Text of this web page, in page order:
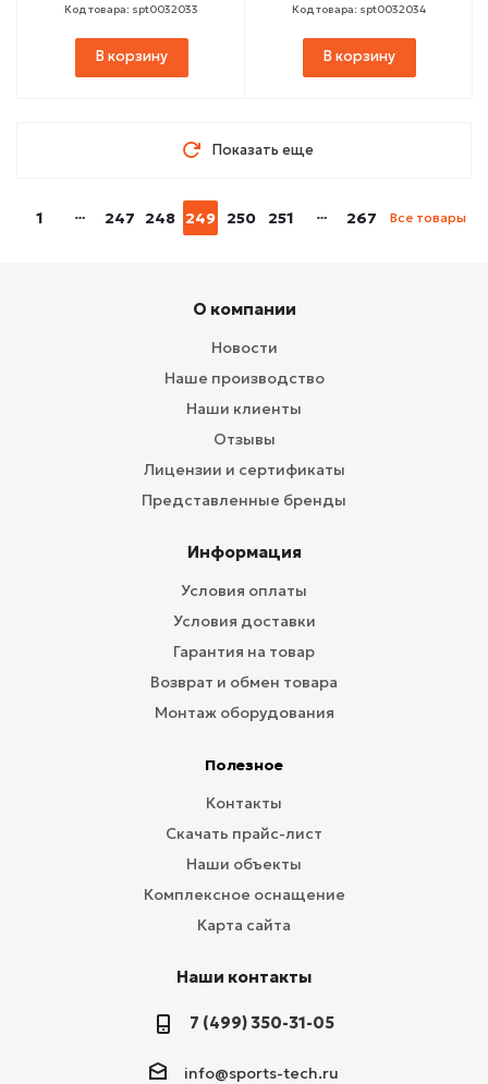
Код товара: spt0032033
В корзину
Код товара: spt0032034
В корзину
Показать еще
1 247 248 249 250 251 267 Все товары
О компании
Новости
Наше производство
Наши клиенты
Отзывы
Лицензии и сертификаты
Представленные бренды
Информация
Условия оплаты
Условия доставки
Гарантия на товар
Возврат и обмен товара
Монтаж оборудования
Полезное
Контакты
Скачать прайс-лист
Наши объекты
Комплексное оснащение
Карта сайта
Наши контакты
7 (499) 350-31-05
info@sports-tech.ru